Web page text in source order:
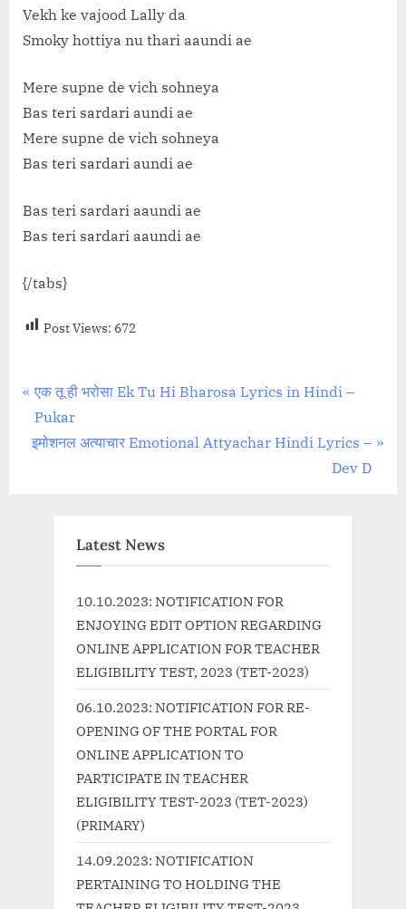
Vekh ke vajood Lally da
Smoky hottiya nu thari aaundi ae
Mere supne de vich sohneya
Bas teri sardari aundi ae
Mere supne de vich sohneya
Bas teri sardari aundi ae
Bas teri sardari aaundi ae
Bas teri sardari aaundi ae
{/tabs}
Post Views: 672
Post
navigation
P
r
e
एक तू ही भरोसा Ek Tu Hi Bharosa Lyrics in Hindi –
Pukar
N
इमोशनल अत्याचार Emotional Attyachar Hindi Lyrics –
Dev D
Latest News
10.10.2023: NOTIFICATION FOR
ENJOYING EDIT OPTION REGARDING
ONLINE APPLICATION FOR TEACHER
ELIGIBILITY TEST, 2023 (TET-2023)
06.10.2023: NOTIFICATION FOR RE-
OPENING OF THE PORTAL FOR
ONLINE APPLICATION TO
PARTICIPATE IN TEACHER
ELIGIBILITY TEST-2023 (TET-2023)
(PRIMARY)
14.09.2023: NOTIFICATION
PERTAINING TO HOLDING THE